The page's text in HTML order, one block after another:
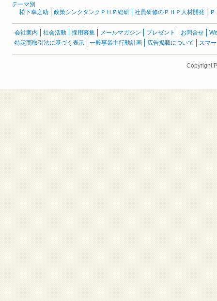
テーマ別
松下幸之助
政策シンクタンクＰＨＰ総研 社員研修のＰＨＰ人材開発
会社案内 社会活動 採用募集 メールマガジン プレゼント お問合せ
特定商取引法に基づく表示
一般事業主行動計画 広告掲載について スマ
Copyright